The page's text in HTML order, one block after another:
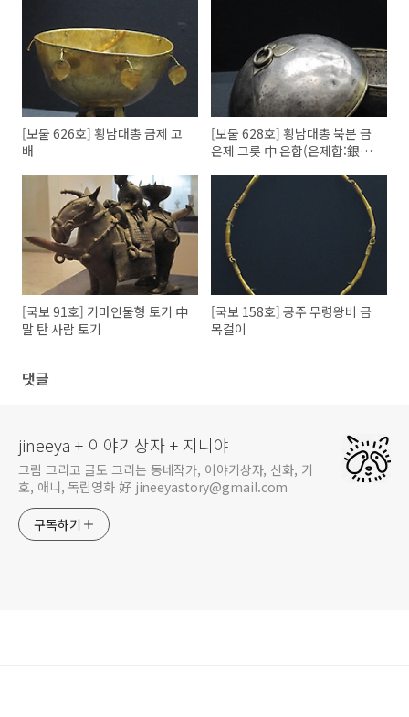
[보물 626호] 황남대총 금제 고
배
[보물 628호] 황남대총 북분 금
은제 그릇 中 은합(은제합:銀製
[국보 91호] 기마인물형 토기 中
말 탄 사람 토기
[국보 158호] 공주 무령왕비 금
목걸이
댓글
jineeya + 이야기상자 + 지니야
그림 그리고 글도 그리는 동네작가, 이야기상자, 신화, 기
호, 애니, 독립영화 好 jineeyastory@gmail.com
구독하기